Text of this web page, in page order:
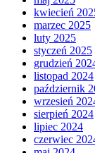
kwiecień
marzec 2025
luty 2025
styczeń 2025
grudzień
listopad 2024
październik
wrzesień
sierpień 2024
lipiec 2024
czerwiec